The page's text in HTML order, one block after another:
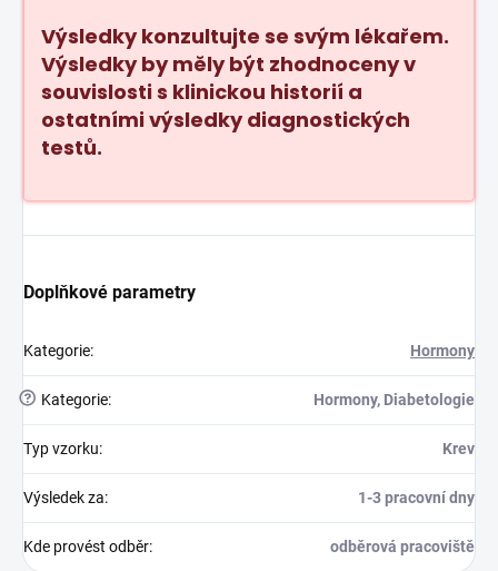
Výsledky konzultujte se svým lékařem.
Výsledky by měly být zhodnoceny v
souvislosti s klinickou historií a
ostatními výsledky diagnostických
testů.
Doplňkové parametry
Kategorie: Hormony
? Kategorie: Hormony, Diabetologie
Typ vzorku: Krev
Výsledek za: 1-3 pracovní dny
Kde provést odběr: odběrová pracoviště